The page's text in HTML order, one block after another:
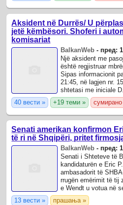
Aksident në Durrës/ U
jetë këmbësori. Shoferi i
komisariat
BalkanWeb - пред:
Një aksident me
është regjistruar
Sipas informacionit
21:45, në lagjen nr.
shtetasi me iniciale
me iniciale Xh. Zh.
40 вести » +19 теми »
Senati amerikan konfirmon
të ri në Shqipëri, pritet
BalkanWeb - пред:
Senati i Shteteve të
kandidaturën e Eric
ambasadorit të
rrugën emërimit të tij
e Wendt u votua në
50 vota pro dhe 44
13 вести » прашања »